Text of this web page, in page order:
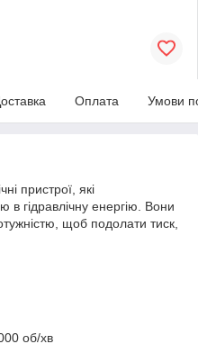
Оплата Умови
пристрої, які
в гідравлічну енергію. Вони
щоб подолати тиск,
об/хв